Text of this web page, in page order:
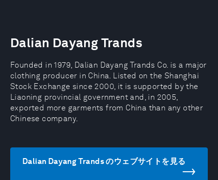
Dalian Dayang Trands
Founded in 1979, Dalian Dayang Trands Co. is a major
clothing producer in China. Listed on the Shanghai
Stock Exchange since 2000, it is supported by the
Liaoning provincial government and, in 2005,
exported more garments from China than any other
Chinese company.
Dalian Dayang Trands のウェブサイトを見る